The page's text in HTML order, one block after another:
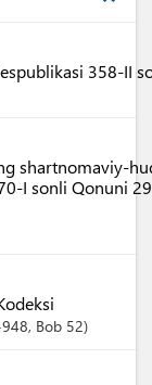
358-II
shartnomaviy-
I sonli Qonuni
, Bob 52